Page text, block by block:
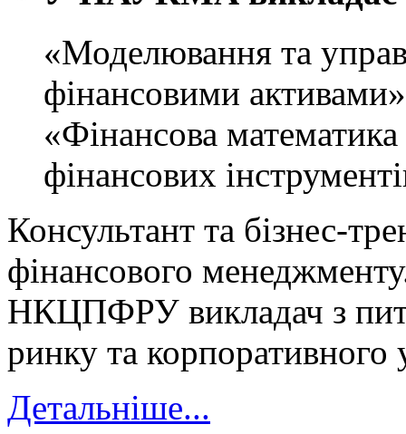
«Моделювання та
фінансовими
«Фінансова
фінансових
Консультант та бізнес-
фінансового
НКЦПФРУ викладач з
ринку та корпоративного
Детальніше...